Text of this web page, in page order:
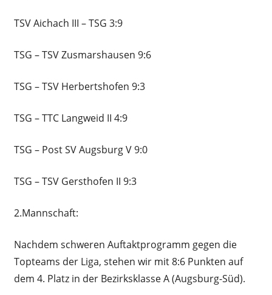
TSV Aichach III – TSG 3:9
TSG – TSV Zusmarshausen 9:6
TSG – TSV Herbertshofen 9:3
TSG – TTC Langweid II 4:9
TSG – Post SV Augsburg V 9:0
TSG – TSV Gersthofen II 9:3
2.Mannschaft:
Nachdem schweren Auftaktprogramm gegen die
Topteams der Liga, stehen wir mit 8:6 Punkten auf
dem 4. Platz in der Bezirksklasse A (Augsburg-Süd).